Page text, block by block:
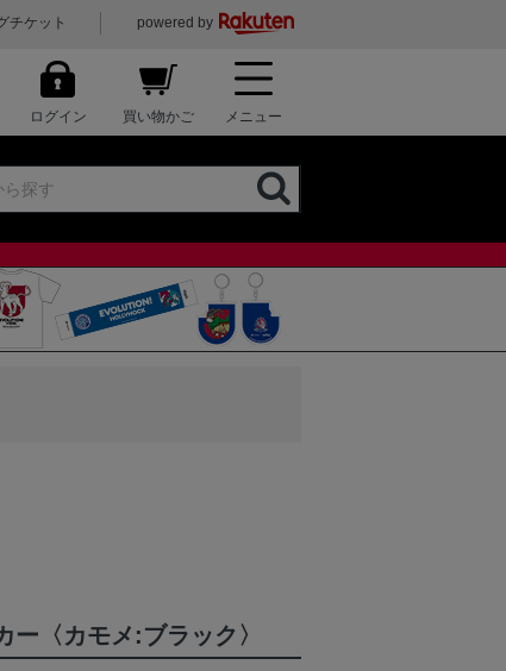
チケット powered by
ログイン 買い物かご メニュー
ー〈カモメ:ブラック〉